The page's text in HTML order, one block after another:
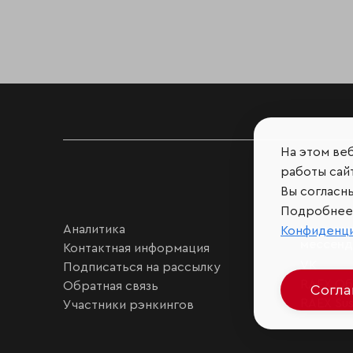
Аналитика
Контактная информация
Подписаться на рассылку
Обратная связь
Участники рэнкингов
Мы в
RAEX
RAEX
На этом
работы
Вы
Подробнее